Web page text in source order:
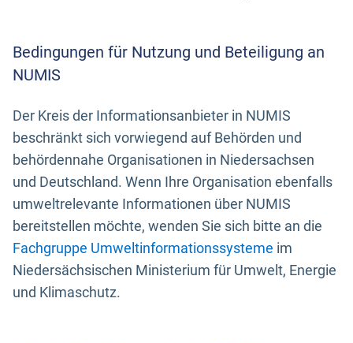
Bedingungen für Nutzung und Beteiligung an
NUMIS
Der Kreis der Informationsanbieter in NUMIS
beschränkt sich vorwiegend auf Behörden und
behördennahe Organisationen in Niedersachsen
und Deutschland. Wenn Ihre Organisation ebenfalls
umweltrelevante Informationen über NUMIS
bereitstellen möchte, wenden Sie sich bitte an die
Fachgruppe Umweltinformationssysteme im
Niedersächsischen Ministerium für Umwelt, Energie
und Klimaschutz.